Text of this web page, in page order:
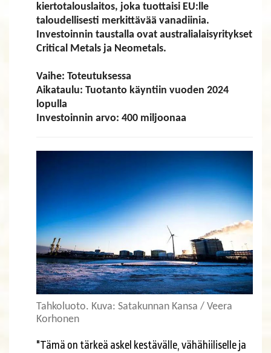
kiertotalouslaitos, joka tuottaisi EU:lle
taloudellisesti merkittävää vanadiinia.
Investoinnin taustalla ovat australialaisyritykset
Critical Metals ja Neometals.
Vaihe: Toteutuksessa
Aikataulu: Tuotanto käyntiin vuoden 2024
lopulla
Investoinnin arvo: 400 miljoonaa
Tahkoluoto. Kuva: Satakunnan Kansa / Veera
Korhonen
"Tämä on tärkeä askel kestävälle, vähähiiliselle ja